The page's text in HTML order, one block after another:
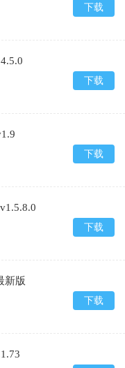
下载
下载
下载
下载
新版
下载